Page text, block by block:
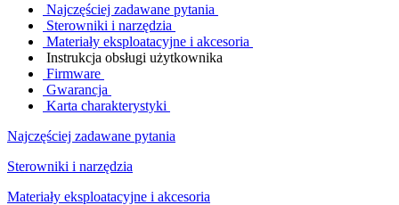
Najczęściej zadawane pytania
Sterowniki i narzędzia
Materiały eksploatacyjne i akcesoria
Instrukcja obsługi użytkownika
Firmware
Gwarancja
Karta charakterystyki
Najczęściej zadawane pytania
Sterowniki i narzędzia
Materiały eksploatacyjne i akcesoria